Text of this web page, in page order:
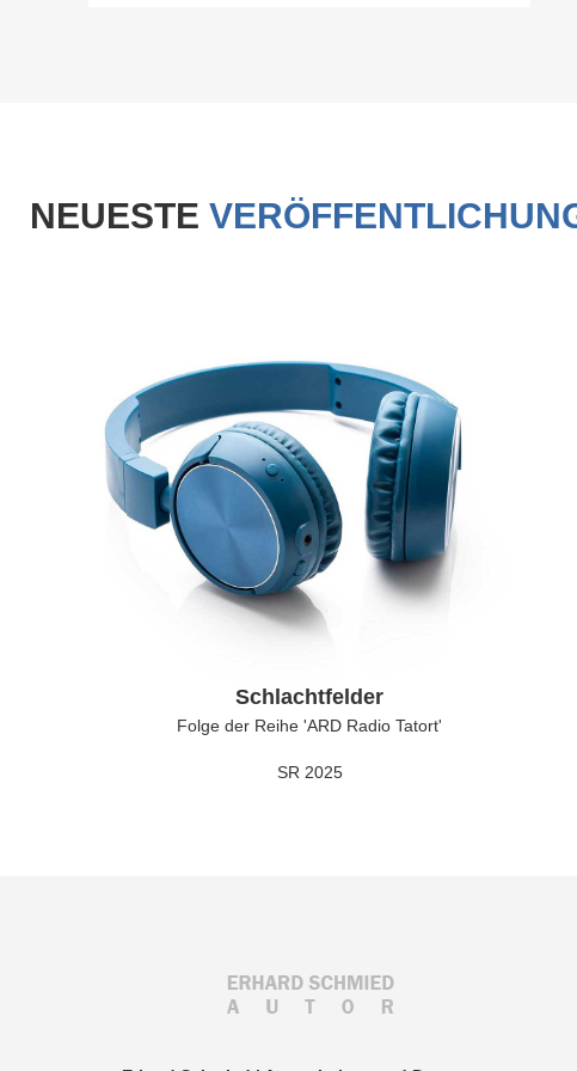
NEUESTE
Schlachtfelder
Folge der Reihe 'ARD Radio Tatort'
SR 2025